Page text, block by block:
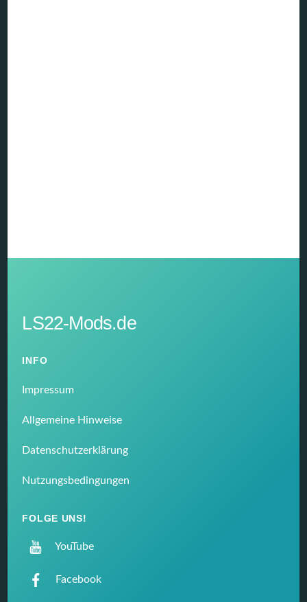
LS22-Mods.de
INFO
Impressum
Allgemeine Hinweise
Datenschutzerklärung
Nutzungsbedingungen
FOLGE UNS!
YouTube
Facebook